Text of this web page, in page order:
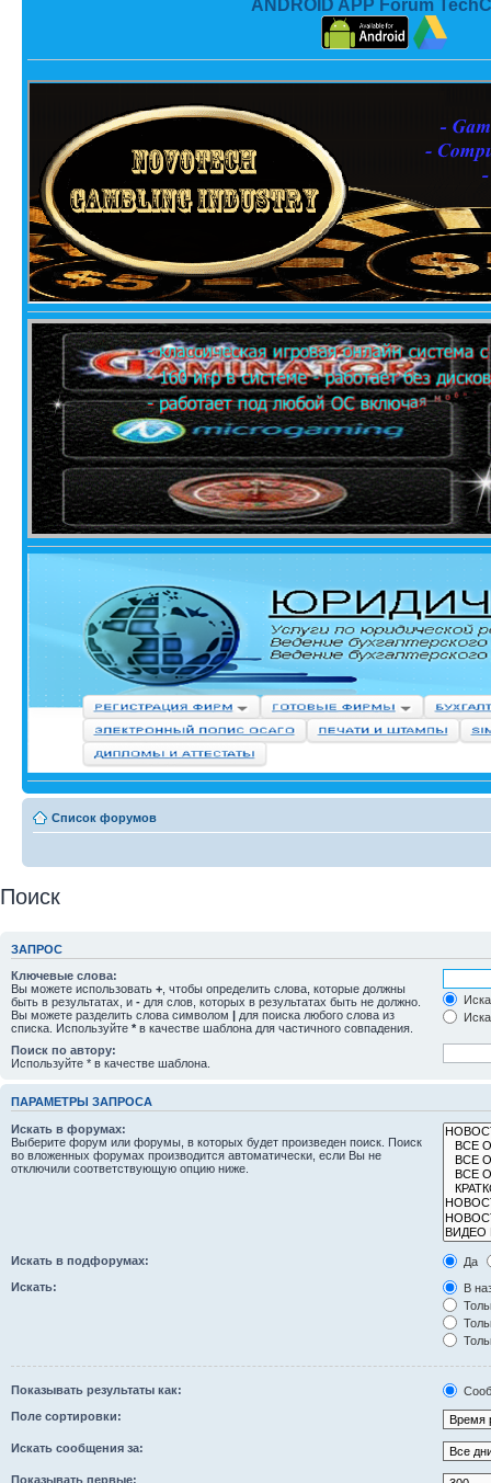
ANDROID APP Forum
Список форумов
Поиск
ЗАПРОС
Ключевые слова:
Вы можете использовать + , чтобы определить слова, которые должны
быть в результатах, и - для слов, которых в результатах быть не должно.
Вы можете разделить слова символом | для поиска любого слова из
списка. Используйте * в качестве шаблона для частичного совпадения.
Поиск по автору:
Используйте * в качестве шаблона.
ПАРАМЕТРЫ ЗАПРОСА
Искать в форумах:
Выберите форум или форумы, в которых будет произведен поиск. Поиск
во вложенных форумах производится автоматически, если Вы не
отключили соответствующую опцию ниже.
Искать в подфорумах:
Да
Искать:
В
Показывать результаты как:
Поле сортировки:
Искать сообщения за:
Показывать первые: